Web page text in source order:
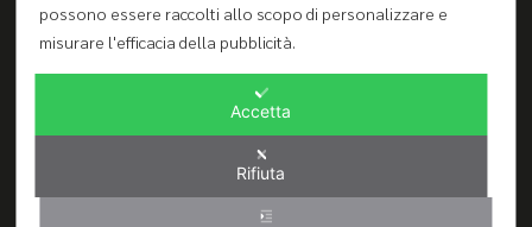
Ghibli Hotel S.r.l.
Via Regina Margherita 80 - 91030 San Vito lo Capo (TP)
Tel. 0923974155 – Fax 0923621566
info@ghiblihotel.it
CIR 19081020A399527 (Ghibli Hotel) - CIR 1908110B400484 (Ghibli
Rooms)
possono essere raccolti allo scopo di personalizzare e
misurare l'efficacia della pubblicità.
Accetta
Rifiuta